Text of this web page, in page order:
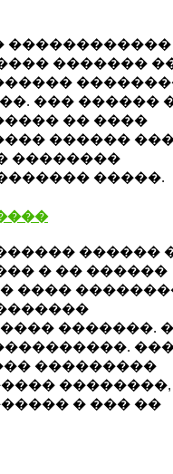
������������
�������
��� ������
�� ����
������
��������
�����.
������
� �� ������
����
�������.
���������
� ��� ��